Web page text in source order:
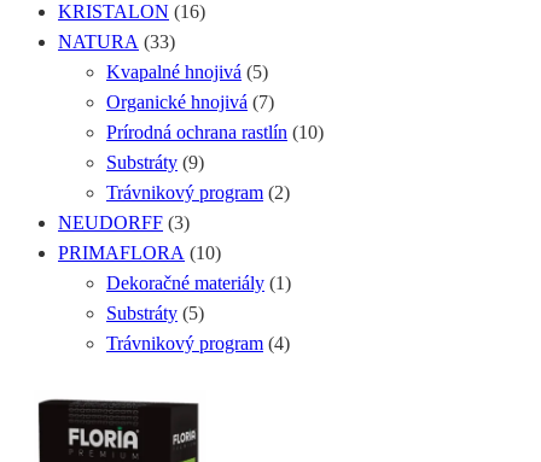
KRISTALON (16)
NATURA (33)
Kvapalné hnojivá (5)
Organické hnojivá (7)
Prírodná ochrana rastlín (10)
Substráty (9)
Trávnikový program (2)
NEUDORFF (3)
PRIMAFLORA (10)
Dekoračné materiály (1)
Substráty (5)
Trávnikový program (4)